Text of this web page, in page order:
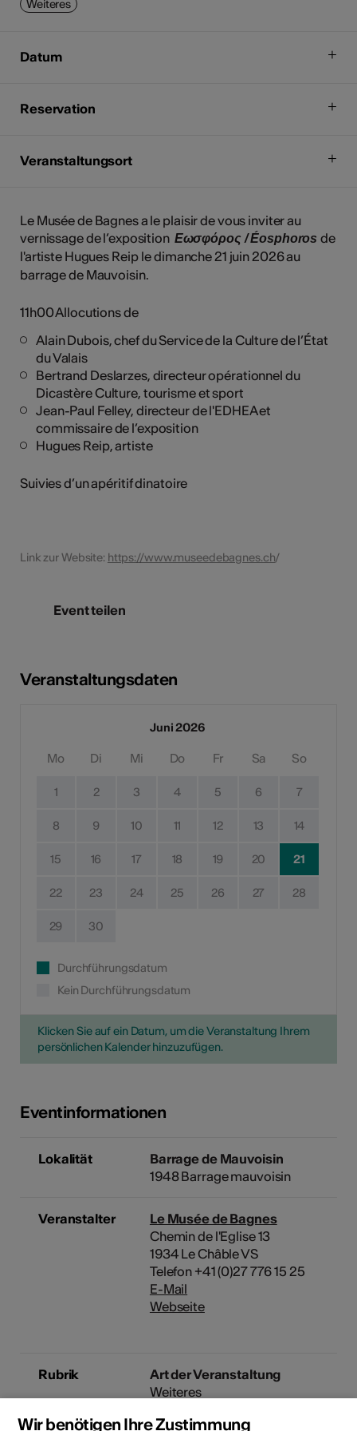
Weiteres
Datum
Reservation
Veranstaltungsort
Le Musée de Bagnes a le plaisir de vous inviter au
vernissage de l’exposition Εωσφόρος / Éosphorosde
l'artiste Hugues Reip le dimanche 21 juin 2026 au
barrage de Mauvoisin.
11h00 Allocutions de
Alain Dubois, chef du Service de la Culture de l’État
du Valais
Bertrand Deslarzes, directeur opérationnel du
Dicastère Culture, tourisme et sport
Jean-Paul Felley, directeur de l'EDHEA et
commissaire de l’exposition
Hugues Reip, artiste
Suivies d’un apéritif dinatoire
Link zur Website: https://www.museedebagnes.ch/
Event teilen
Veranstaltungsdaten
Juni 2026
Mo Di Mi Do Fr Sa So
1 2 3 4 5 6 7
8 9 10 11 12 13 14
15 16 17 18 19 20 21
22 23 24 25 26 27 28
29 30
Durchführungsdatum
Kein Durchführungsdatum
Klicken Sie auf ein Datum, um die Veranstaltung Ihrem
persönlichen Kalender hinzuzufügen.
Eventinformationen
Lokalität
Barrage de Mauvoisin
1948 Barrage mauvoisin
Veranstalter
Le Musée de Bagnes
Chemin de l'Eglise 13
1934 Le Châble VS
Telefon +41 (0)27 776 15 25
E-Mail
Webseite
Rubrik
Art der Veranstaltung
Weiteres
Altersfreigabe
Wir benötigen Ihre Zustimmung